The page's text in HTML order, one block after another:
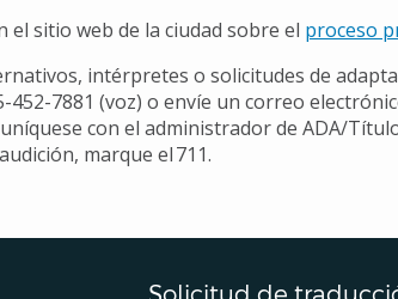
sitio web de la ciudad sobre el proceso
intérpretes o solicitudes de
7881 (voz) o envíe un correo
con el administrador de ADA/
marque el 711.